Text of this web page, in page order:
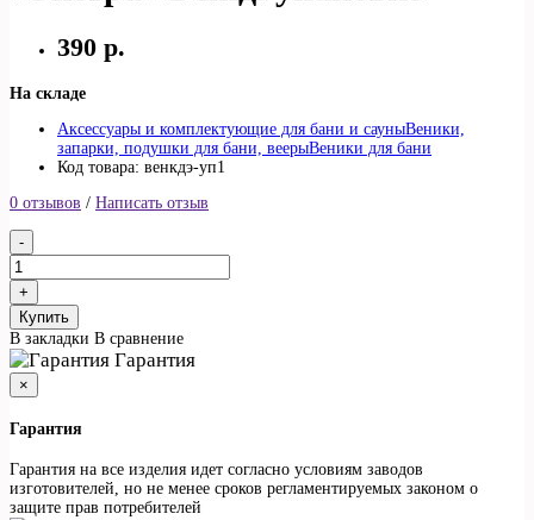
390 р.
На складе
Аксессуары и комплектующие для бани и сауныВеники,
запарки, подушки для бани, веерыВеники для бани
Код товара: венкдэ-уп1
0 отзывов / Написать отзыв
Купить
В закладки В сравнение
Гарантия
×
Гарантия
Гарантия на все изделия идет согласно условиям заводов
изготовителей, но не менее сроков регламентируемых законом о
защите прав потребителей